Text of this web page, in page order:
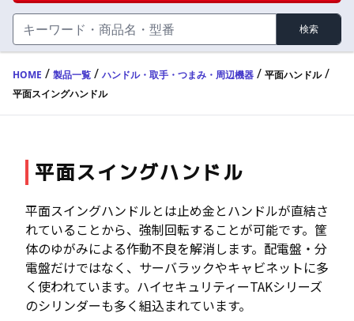
ハンドル・取手・つまみ・周辺機器
FA・A
蝶番・ステー・周辺機器
FB・B
辺機器
FC・C
電気錠・インターロック
L・LE
キースイッチ
S
製品カタログ
CAD一覧
検索
HOME / 製品一覧 / ハンドル・取手・つまみ・周辺機器 / 平面ハンドル /
平面スイングハンドル
平面スイングハンドル
平面スイングハンドルとは止め金とハンドルが直結さ
れていることから、強制回転することが可能です。筐
体のゆがみによる作動不良を解消します。配電盤・分
電盤だけではなく、サーバラックやキャビネットに多
く使われています。ハイセキュリティーTAKシリーズ
のシリンダーも多く組込まれています。